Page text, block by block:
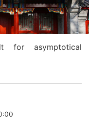
for asymptotical